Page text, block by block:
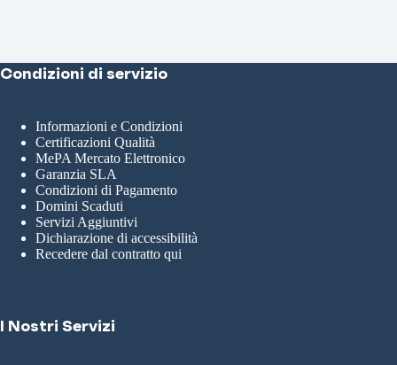
Condizioni di servizio
Informazioni e Condizioni
Certificazioni Qualità
MePA Mercato Elettronico
Garanzia SLA
Condizioni di Pagamento
Domini Scaduti
Servizi Aggiuntivi
Dichiarazione di accessibilità
Recedere dal contratto qui
I Nostri Servizi